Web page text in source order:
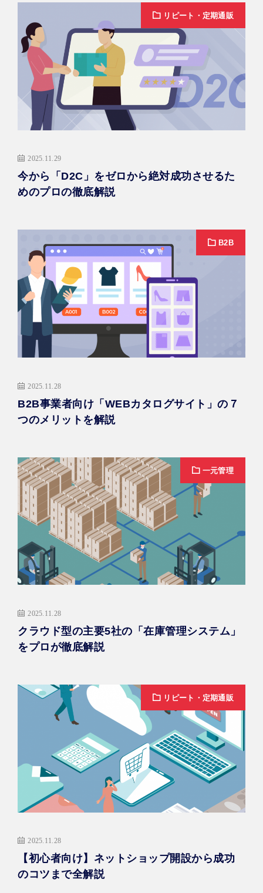
リピート・定期通販
2025.11.29
今から「D2C」をゼロから絶対成功させるた
めのプロの徹底解説
B2B
2025.11.28
B2B事業者向け「WEBカタログサイト」の７
つのメリットを解説
一元管理
2025.11.28
クラウド型の主要5社の「在庫管理システム」
をプロが徹底解説
リピート・定期通販
2025.11.28
【初心者向け】ネットショップ開設から成功
のコツまで全解説